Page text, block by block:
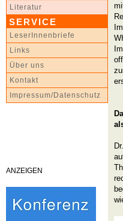
Literatur
SERVICE
LeserInnenbriefe
Links
Über uns
Kontakt
Impressum/Datenschutz
ANZEIGEN